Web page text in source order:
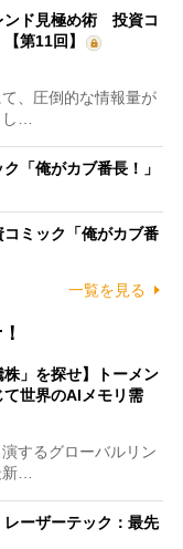
ンド見極め術 投資コ
第11回】
、圧倒的な情報量が
…
「俺がカブ番長！」
ミック「俺がカブ番
一覧を見る
株」を探せ】トーメン
世界のAIメモリ需
するグローバルリン
…
レーザーテック：最先